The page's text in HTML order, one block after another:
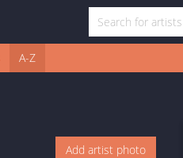
A-Z
Add artist photo